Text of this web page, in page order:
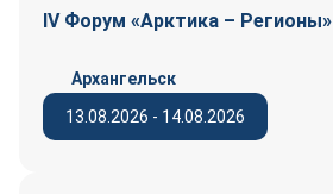
IV Форум «Арктика – Регионы»
13.08.2026 - 14.08.2026
Архангельск